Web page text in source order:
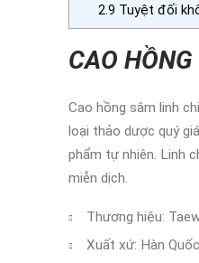
2.9 Tuyệt đối
CAO
Cao hồng sâm linh
loại thảo dược quý
phẩm tự nhiên. Linh
miễn dịch.
Thương hiệu:
Xuất xứ: Hàn Quốc